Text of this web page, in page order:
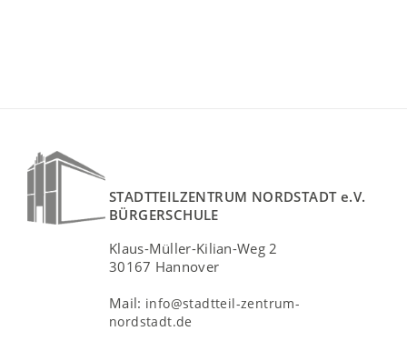
STADTTEILZENTRUM NORDSTADT e.V.
BÜRGERSCHULE
Klaus-Müller-Kilian-Weg 2
30167 Hannover
Mail: info@stadtteil-zentrum-
nordstadt.de